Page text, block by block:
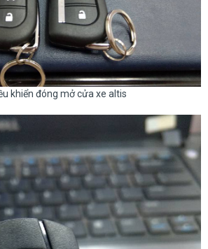
khiển đóng mở cửa xe altis